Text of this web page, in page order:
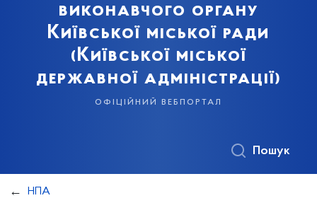
виконавчого органу
Київської міської ради
(Київської міської
державної адміністрації)
офіційний вебпортал
Пошук
НПА